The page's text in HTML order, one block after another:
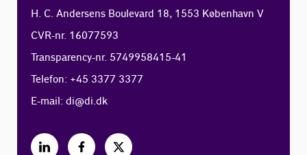
H. C. Andersens Boulevard 18, 1553 København V
CVR-nr. 16077593
Transparency-nr. 5749958415-41
Telefon: +45 3377 3377
E-mail:di@di.dk